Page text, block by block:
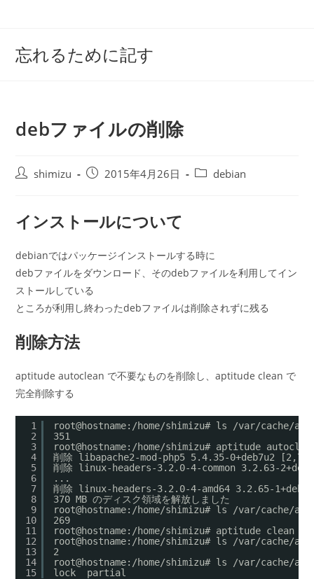
忘れるために記す
debファイルの削除
投
shimizu
投
開
2015年4月26日
投
ー:
debian
インストールについて
debianではパッケージインストールする時に
debファイルをダウンロード、そのdebファイルを利用してイン
ストールしている
ところが利用し終わったdebファイルは削除されずに残る
削除方法
aptitude autoclean で不要なものを削除し、aptitude clean で
完全削除する
1
2
3
4
5
6
7
8
9
10
11
12
13
14
15
root@hostname:/home/shimizu# ls /var/cache/
351
root@hostname:/home/shimizu# aptitude
削除 libapache2-mod-php5 5.4.35-0+deb7u2
削除 linux-headers-3.2.0-4-common 3.2.63-
...
削除 linux-headers-3.2.0-4-amd64 3.2.65-
370 MB のディスク領域を解放しました
root@hostname:/home/shimizu# ls /var/cache/
269
root@hostname:/home/shimizu# aptitude clean
root@hostname:/home/shimizu# ls /var/cache/
2
root@hostname:/home/shimizu# ls /var/cache/
lock  partial